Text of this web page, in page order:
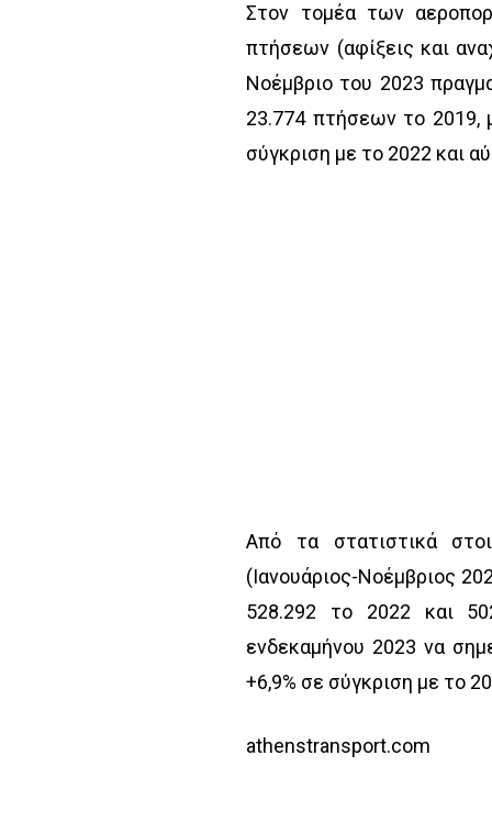
Στον τομέα των
πτήσεων (αφίξεις και
Νοέμβριο του 2023
23.774 πτήσεων το 2019,
σύγκριση με το 2022 και
Από τα στατιστικά
(Ιανουάριος-Νοέμβριος
528.292 το 2022 και
ενδεκαμήνου 2023 να
+6,9% σε σύγκριση με το
athenstransport.com